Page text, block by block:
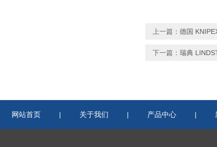
上一篇： 德国
下一篇： 瑞典
网站首页 | 关于我们 | 产品中心 |